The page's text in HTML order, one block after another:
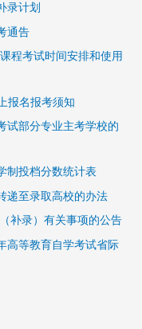
录计划
通告
程考试时间安排和使用
报名报考须知
试部分专业主考学校的
制投档分数统计表
递至录取高校的办法
补录）有关事项的公告
高等教育自学考试省际